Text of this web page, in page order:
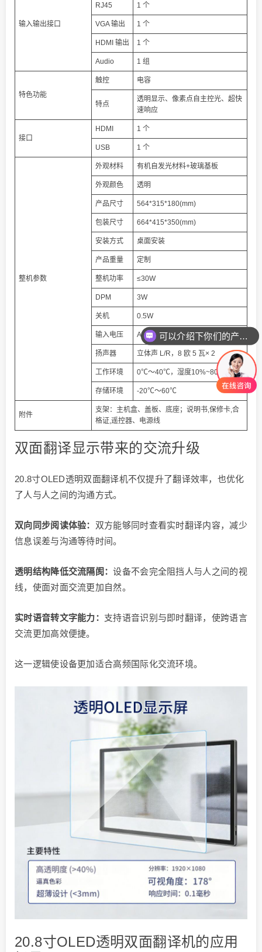
输入输出接口
RJ45 1 个
VGA 输出 1 个
HDMI 输出 1 个
Audio 1 组
特色功能
触控 电容
特点
透明显示、像素点自主控光、超快
速响应
接口
HDMI 1 个
USB 1 个
整机参数
外观材料 有机自发光材料+玻璃基板
外观颜色 透明
产品尺寸 564*315*180(mm)
包装尺寸 664*415*350(mm)
安装方式 桌面安装
产品重量 定制
整机功率 ≤30W
DPM 3W
关机 0.5W
输入电压 AC 100～240V 50/60Hz
扬声器 立体声 L/R，8 欧 5 瓦× 2
工作环境 0℃～40℃，湿度10%~80%
存储环境 -20℃～60℃
附件
支架：主机盒、盖板、底座；说明书,保修卡,合
格证,遥控器、电源线
双面翻译显示带来的交流升级
20.8寸OLED透明双面翻译机不仅提升了翻译效率，也优化
了人与人之间的沟通方式。
双向同步阅读体验： 双方能够同时查看实时翻译内容，减少
信息误差与沟通等待时间。
透明结构降低交流隔阂：设备不会完全阻挡人与人之间的视
线，使面对面交流更加自然。
实时语音转文字能力： 支持语音识别与即时翻译，使跨语言
交流更加高效便捷。
这一逻辑使设备更加适合高频国际化交流环境。
20.8寸OLED透明双面翻译机的应用